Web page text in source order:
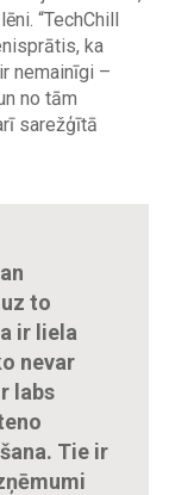
“TechChill
ka
nemainīgi –
no tām
sarežģītā
to
ir liela
nevar
labs
Tie ir